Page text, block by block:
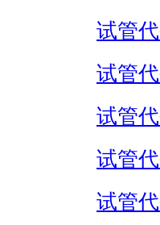
试管
试管
试管
试管
试管